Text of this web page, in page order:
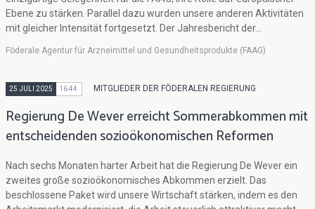
Ebene zu stärken. Parallel dazu wurden unsere anderen Aktivitäten
mit gleicher Intensität fortgesetzt. Der Jahresbericht der...
Föderale Agentur für Arzneimittel und Gesundheitsprodukte (FAAG)
25 JULI 2025 16:44 MITGLIEDER DER FÖDERALEN REGIERUNG
Regierung De Wever erreicht Sommerabkommen mit
entscheidenden sozioökonomischen Reformen
Nach sechs Monaten harter Arbeit hat die Regierung De Wever ein
zweites große sozioökonomisches Abkommen erzielt. Das
beschlossene Paket wird unsere Wirtschaft stärken, indem es den